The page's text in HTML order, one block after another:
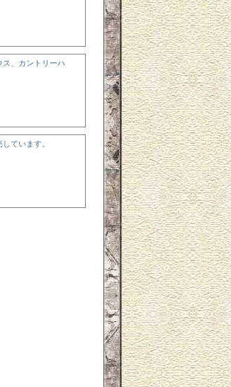
ス、カントリーハ
ています。